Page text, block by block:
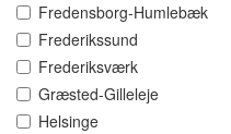
Fredensborg-Humlebæk
Frederikssund
Frederiksværk
Græsted-Gilleleje
Helsinge